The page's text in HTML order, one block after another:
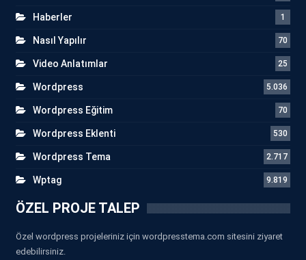
Haberler 1
Nasıl Yapılır 70
Video Anlatımlar 25
Wordpress 5.036
Wordpress Eğitim 70
Wordpress Eklenti 530
Wordpress Tema 2.717
Wptag 9.819
ÖZEL PROJE TALEP
Özel wordpress projeleriniz için wordpresstema.com sitesini ziyaret
edebilirsiniz.